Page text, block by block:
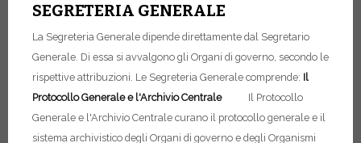
SEGRETERIA GENERALE
La Segreteria Generale dipende direttamente dal Segretario
Generale. Di essa si avvalgono gli Organi di governo, secondo le
rispettive attribuzioni. Le Segreteria Generale comprende: Il
Protocollo Generale e l'Archivio Centrale
Il Protocollo
Generale e l'Archivio Centrale curano il protocollo generale e il
sistema archivistico degli Organi di governo e degli Organismi